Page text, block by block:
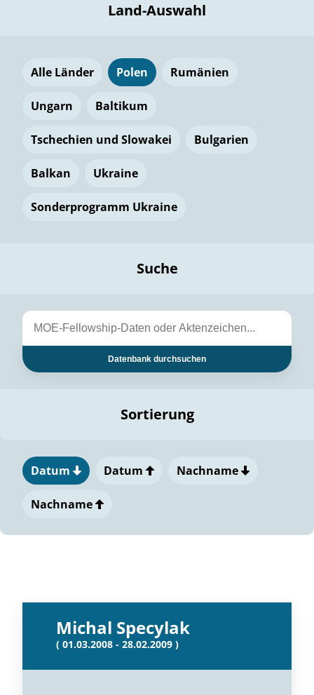
Land-Auswahl
Alle Länder Polen Rumänien
Ungarn Baltikum
Tschechien und Slowakei Bulgarien
Balkan Ukraine
Sonderprogramm Ukraine
Suche
Datenbank durchsuchen
Sortierung
Datum Datum Nachname
Nachname
Michal Specylak
( 01.03.2008 - 28.02.2009 )